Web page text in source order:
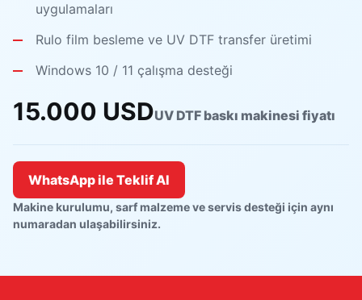
uygulamaları
Rulo film besleme ve UV DTF transfer üretimi
Windows 10 / 11 çalışma desteği
15.000 USDUV DTF baskı makinesi fiyatı
WhatsApp ile Teklif Al
Makine kurulumu, sarf malzeme ve servis desteği için aynı
numaradan ulaşabilirsiniz.